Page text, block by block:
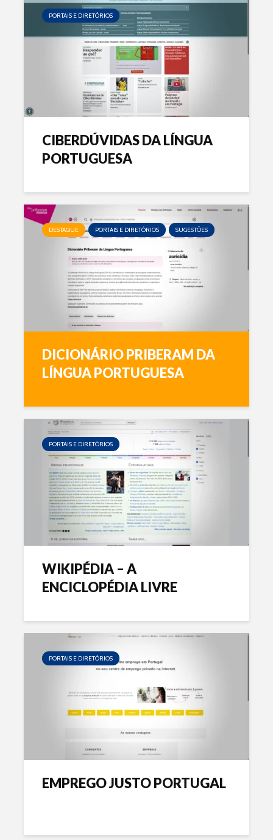
PORTAIS E DIRETÓRIOS
CIBERDÚVIDAS DA LÍNGUA
PORTUGUESA
DESTAQUE PORTAIS E DIRETÓRIOS SUGESTÕES
DICIONÁRIO PRIBERAM DA
LÍNGUA PORTUGUESA
PORTAIS E DIRETÓRIOS
WIKIPÉDIA – A
ENCICLOPÉDIA LIVRE
PORTAIS E DIRETÓRIOS
EMPREGO JUSTO PORTUGAL